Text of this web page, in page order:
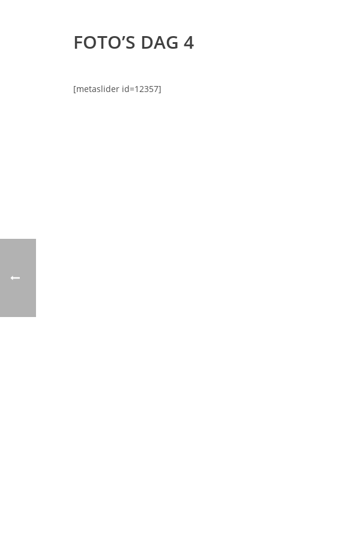
FOTO’S DAG 4
[metaslider id=12357]